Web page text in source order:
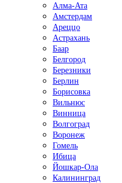
Алма-Ата
Амстердам
Ареццо
Астрахань
Баар
Белгород
Березники
Берлин
Борисовка
Вильнюс
Винница
Волгоград
Воронеж
Гомель
Ибица
Йошкар-Ола
Калининград